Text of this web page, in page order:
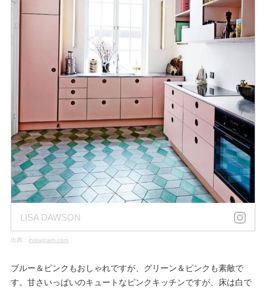
LISA DAWSON
出典： instagram.com
ブルー＆ピンクもおしゃれですが、グリーン＆ピンクも素敵で
す。甘さいっぱいのキュートなピンクキッチンですが、床は白で